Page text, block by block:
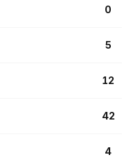
0
5
12
42
4